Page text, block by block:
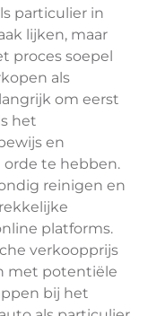
particulier in
lijken, maar
proces soepel
als
om eerst
het
en
te hebben.
reinigen en
platforms.
verkoopprijs
met potentiële
bij het